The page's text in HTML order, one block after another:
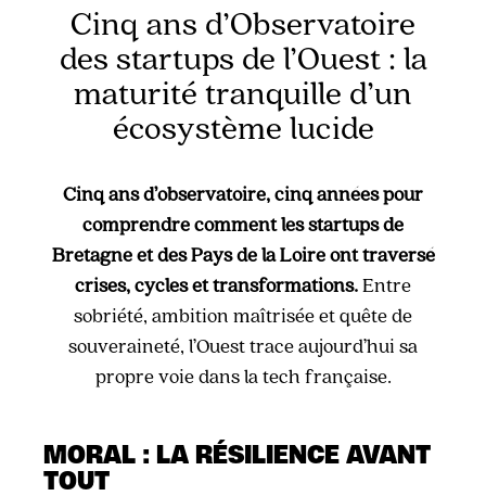
Cinq ans d’Observatoire
des startups de l’Ouest : la
maturité tranquille d’un
écosystème lucide
Cinq ans d’observatoire, cinq années pour
comprendre comment les startups de
Bretagne et des Pays de la Loire ont traversé
crises, cycles et transformations.Entre
sobriété, ambition maîtrisée et quête de
souveraineté, l’Ouest trace aujourd’hui sa
propre voie dans la tech française.
MORAL : LA RÉSILIENCE AVANT
TOUT